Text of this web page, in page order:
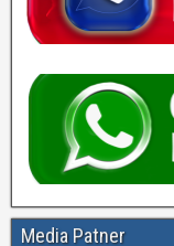
Media Patner